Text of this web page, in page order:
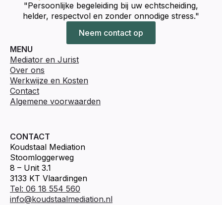
"Persoonlijke begeleiding bij uw echtscheiding,
helder, respectvol en zonder onnodige stress."
Neem contact op
MENU
Mediator en Jurist
Over ons
Werkwijze en Kosten
Contact
Algemene voorwaarden
CONTACT
Koudstaal Mediation
Stoomloggerweg
8 – Unit 3.1
3133 KT Vlaardingen
Tel: 06 18 554 560
info@koudstaalmediation.nl